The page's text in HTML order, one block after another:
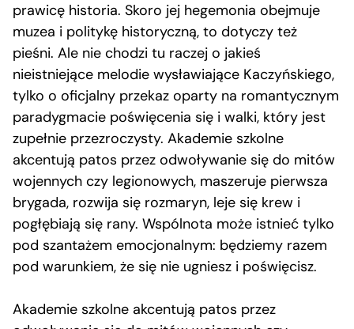
prawicę historia. Skoro jej hegemonia obejmuje
muzea i politykę historyczną, to dotyczy też
pieśni. Ale nie chodzi tu raczej o jakieś
nieistniejące melodie wysławiające Kaczyńskiego,
tylko o oficjalny przekaz oparty na romantycznym
paradygmacie poświęcenia się i walki, który jest
zupełnie przezroczysty. Akademie szkolne
akcentują patos przez odwoływanie się do mitów
wojennych czy legionowych, maszeruje pierwsza
brygada, rozwija się rozmaryn, leje się krew i
pogłębiają się rany. Wspólnota może istnieć tylko
pod szantażem emocjonalnym: będziemy razem
pod warunkiem, że się nie ugniesz i poświęcisz.
Akademie szkolne akcentują patos przez